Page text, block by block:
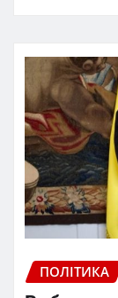
ПОЛІТИКА